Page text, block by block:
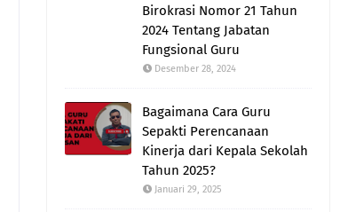
Birokrasi Nomor 21 Tahun
2024 Tentang Jabatan
Fungsional Guru
Desember 28, 2024
Bagaimana Cara Guru
Sepakti Perencanaan
Kinerja dari Kepala Sekolah
Tahun 2025?
Januari 29, 2025